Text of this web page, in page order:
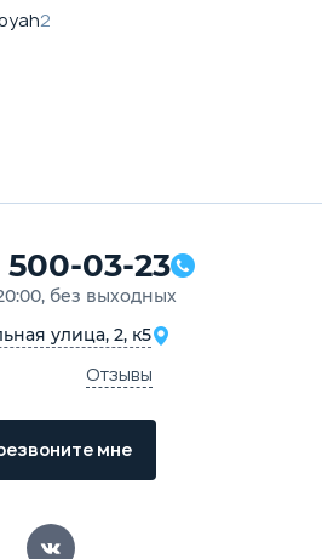
2
03-23
без выходных
улица, 2, к5
Отзывы
мне